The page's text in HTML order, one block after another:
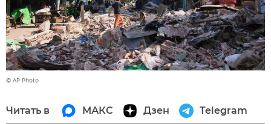
© AP Photo
Читать в МАКС Дзен Telegram